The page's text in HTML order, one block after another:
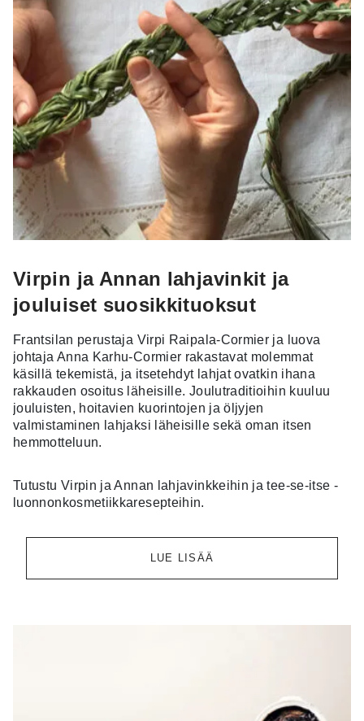
Virpin ja Annan lahjavinkit ja
jouluiset suosikkituoksut
Frantsilan perustaja Virpi Raipala-Cormier ja luova
johtaja Anna Karhu-Cormier rakastavat molemmat
käsillä tekemistä, ja itsetehdyt lahjat ovatkin ihana
rakkauden osoitus läheisille. Joulutraditioihin kuuluu
jouluisten, hoitavien kuorintojen ja öljyjen
valmistaminen lahjaksi läheisille sekä oman itsen
hemmotteluun.
Tutustu Virpin ja Annan lahjavinkkeihin ja tee-se-itse -
luonnonkosmetiikkaresepteihin.
LUE LISÄÄ